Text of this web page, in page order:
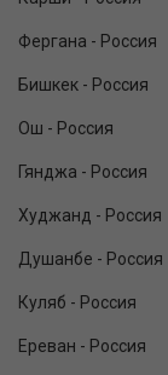
Фергана - Россия
Бишкек - Россия
Ош - Россия
Гянджа - Россия
Худжанд - Россия
Душанбе - Россия
Куляб - Россия
Ереван - Россия